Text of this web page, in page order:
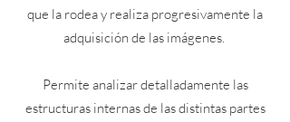
que la rodea y realiza progresivamente la
adquisición de las imágenes.
Permite analizar detalladamente las
estructuras internas de las distintas partes